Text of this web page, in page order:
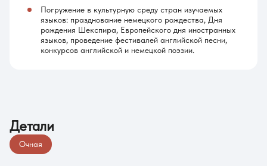
Погружение в культурную среду стран изучаемых
языков: празднование немецкого рождества, Дня
рождения Шекспира, Европейского дня иностранных
языков, проведение фестивалей английской песни,
конкурсов английской и немецкой поэзии.
Детали
Очная